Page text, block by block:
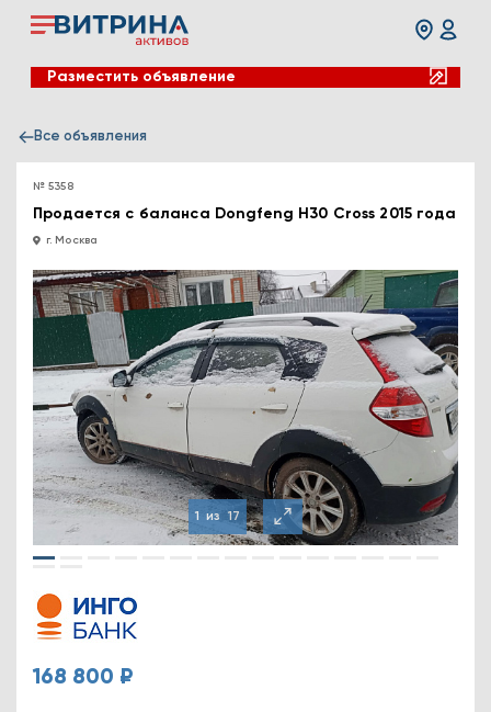
Разместить объявление
Все объявления
№ 5358
Продается с баланса Dongfeng H30 Cross 2015 года
г. Москва
1 из 17
168 800 ₽